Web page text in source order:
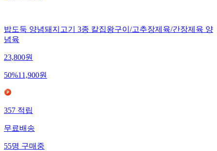
밥도둑 양념돼지고기 3종 칼집왕구이/고추장제육/간장제육 양
념육
23,800원
50%11,900원
357 적립
무료배송
55명 구매중